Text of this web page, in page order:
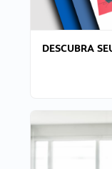
DESCUBRA